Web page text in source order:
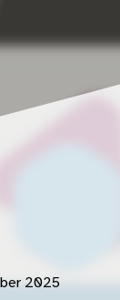
2025